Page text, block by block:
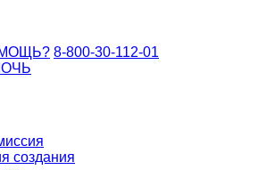
8-800-30-112-01
создания